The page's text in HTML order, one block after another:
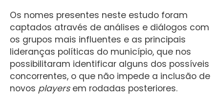
Os nomes presentes neste estudo foram
captados através de análises e diálogos com
os grupos mais influentes e as principais
lideranças políticas do município, que nos
possibilitaram identificar alguns dos possíveis
concorrentes, o que não impede a inclusão de
novos playersem rodadas posteriores.